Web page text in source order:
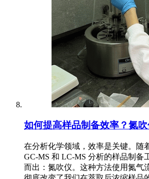
如何提高样品制备效率？氮
在分析化学领域，效率是关键。随
GC-MS 和 LC-MS 分析的样品制备
而出：氮吹仪。这种方法使用氮气